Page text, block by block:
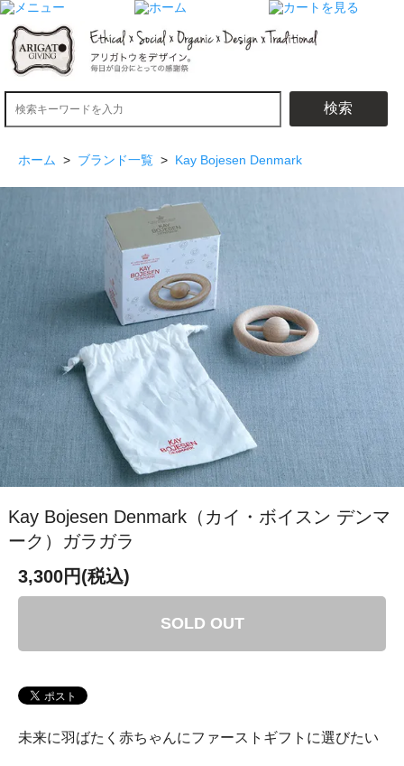
検索
ホーム > ブランド一覧 > Kay Bojesen Denmark
Kay Bojesen Denmark（カイ・ボイスン デンマ
ーク）ガラガラ
3,300円(税込)
SOLD OUT
未来に羽ばたく赤ちゃんにファーストギフトに選びたい